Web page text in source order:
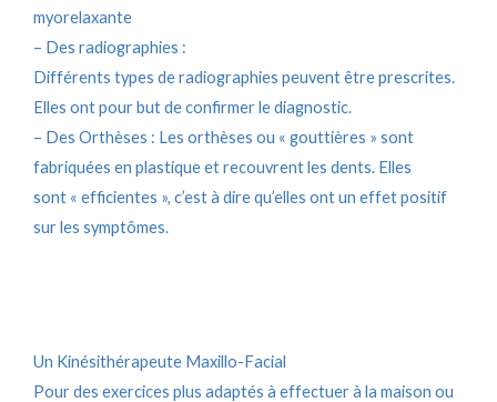
myorelaxante
– Des radiographies :
Différents types de radiographies peuvent être prescrites.
Elles ont pour but de confirmer le diagnostic.
– Des Orthèses : Les orthèses ou « gouttières » sont
fabriquées en plastique et recouvrent les dents. Elles
sont « efficientes », c’est à dire qu’elles ont un effet positif
sur les symptômes.
Un Kinésithérapeute Maxillo-Facial​
Pour des exercices plus adaptés à effectuer à la maison ou